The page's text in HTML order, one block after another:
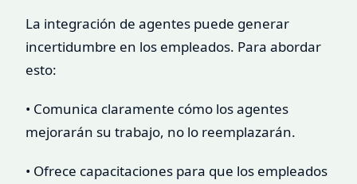
La integración de agentes puede generar
incertidumbre en los empleados. Para abordar
esto:
• Comunica claramente cómo los agentes
mejorarán su trabajo, no lo reemplazarán.
• Ofrece capacitaciones para que los empleados